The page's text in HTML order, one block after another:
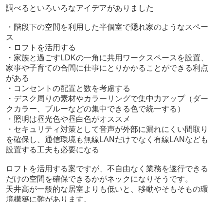
調べるといろいろなアイデアがありました
・階段下の空間を利用した半個室で隠れ家のようなスペー
ス
・ロフトを活用する
・家族と過ごすLDKの一角に共用ワークスペースを設置、
家事や子育ての合間に仕事にとりかかることができる利点
がある
・コンセントの配置と数を考慮する
・デスク周りの素材やカラーリングで集中力アップ（ダー
クカラー、ブルーなどの集中できる色で統一する）
・照明は昼光色や昼白色がオススメ
・セキュリティ対策として音声が外部に漏れにくい間取り
を確保し、通信環境も無線LANだけでなく有線LANなども
設置する工夫も必要になる
ロフトを活用する案ですが、不自由なく業務を遂行できる
だけの空間を確保できるかがネックになりそうです。
天井高が一般的な居室よりも低いと、移動やそもそもの環
境構築に難があります。